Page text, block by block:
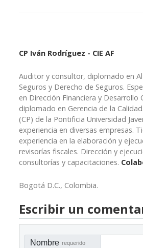
CP Iván Rodríguez - CIE AF
Auditor y consultor, diplomado en
Seguros y Derecho de Seguros.
en Dirección Financiera y Desarrollo
diplomado en Gerencia de la
(CP) de la Pontificia Universidad
experiencia en diversas empresas.
experiencia en la elaboración y
revisorías fiscales. Dirección y
consultorías y capacitaciones.
Bogotá D.C., Colombia.
Escribir un
Nombre requerido